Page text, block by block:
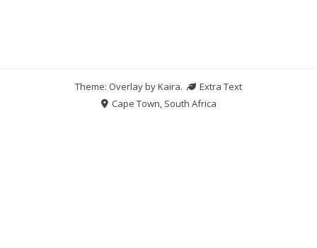
Theme: Overlay byKaira.
Extra Text
Cape Town, South Africa